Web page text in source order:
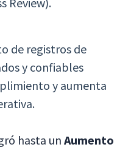
de registros de
y confiables
y aumenta
hasta unAumento